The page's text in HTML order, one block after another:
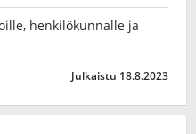
henkilökunnalle ja
Julkaistu 18.8.2023